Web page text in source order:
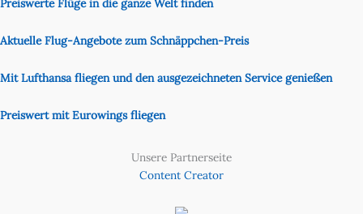
Preiswerte Flüge in die ganze Welt finden
Aktuelle Flug-Angebote zum Schnäppchen-Preis
Mit Lufthansa fliegen und den ausgezeichneten Service genießen
Preiswert mit Eurowings fliegen
Unsere Partnerseite
Content Creator